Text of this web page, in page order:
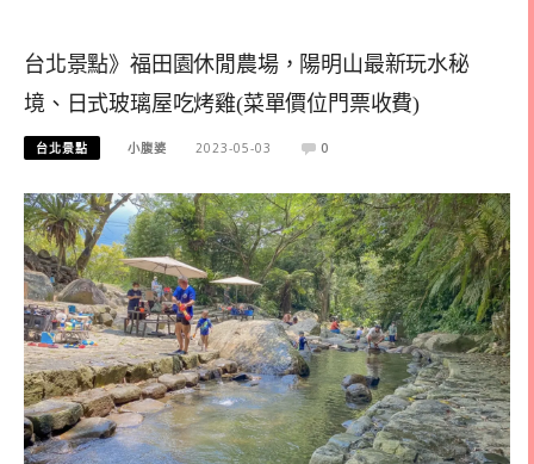
台北景點》福田園休閒農場，陽明山最新玩水秘
境、日式玻璃屋吃烤雞(菜單價位門票收費)
台北景點 小腹婆 2023-05-03 0